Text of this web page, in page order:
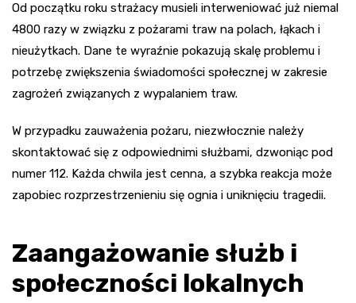
Od początku roku strażacy musieli interweniować już niemal
4800 razy w związku z pożarami traw na polach, łąkach i
nieużytkach. Dane te wyraźnie pokazują skalę problemu i
potrzebę zwiększenia świadomości społecznej w zakresie
zagrożeń związanych z wypalaniem traw.
W przypadku zauważenia pożaru, niezwłocznie należy
skontaktować się z odpowiednimi służbami, dzwoniąc pod
numer 112. Każda chwila jest cenna, a szybka reakcja może
zapobiec rozprzestrzenieniu się ognia i uniknięciu tragedii.
Zaangażowanie służb i
społeczności lokalnych